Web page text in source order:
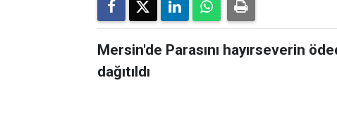
Mersin'de Parasını hayırseverin
dağıtıldı